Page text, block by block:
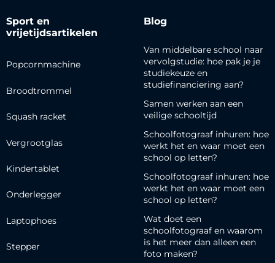
Sport en
vrijetijdsartikelen
Popcornmachine
Broodtrommel
Squash racket
Vergrootglas
Kindertablet
Onderlegger
Laptophoes
Stepper
Blog
Van middelbare school naar
vervolgstudie: hoe pak je je
studiekeuze en
studiefinanciering aan?
Samen werken aan een
veilige schooltijd
Schoolfotograaf inhuren: hoe
werkt het en waar moet een
school op letten?
Schoolfotograaf inhuren: hoe
werkt het en waar moet een
school op letten?
Wat doet een
schoolfotograaf en waarom
is het meer dan alleen een
foto maken?